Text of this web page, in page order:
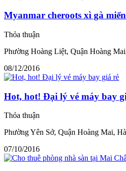
Myanmar cheroots xì gà
Thỏa thuận
Phường Hoàng Liệt, Quận Hoàng
08/12/2016
Hot, hot! Đại lý vé máy bay
Thỏa thuận
Phường Yên Sở, Quận Hoàng Mai,
07/10/2016